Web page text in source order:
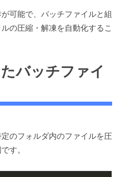
可能で、バッチファイルと組
の圧縮・解凍を自動化するこ
バッチファイ
のフォルダ内のファイルを圧
す。